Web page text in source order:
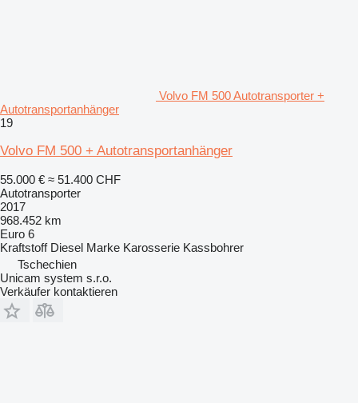
Volvo FM 500 Autotransporter +
Autotransportanhänger
19
Volvo FM 500 + Autotransportanhänger
55.000 € ≈ 51.400 CHF
Autotransporter
2017
968.452 km
Euro 6
Kraftstoff Diesel Marke Karosserie Kassbohrer
Tschechien
Unicam system s.r.o.
Verkäufer kontaktieren